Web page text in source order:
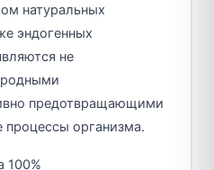
натуральных
эндогенных
не
предотвращающими
процессы организма.
100%